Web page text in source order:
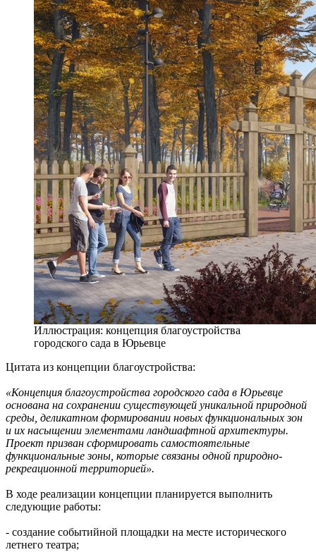
Иллюстрация: концепция благоустройства
городского сада в Юрьевце
Цитата из концепции благоустройства:
«Концепция благоустройства городского сада в Юрьевце
основана на сохранении существующей уникальной природной
среды, деликатном формировании новых функциональных зон
и их насыщении элементами ландшафтной архитектуры.
Проект призван сформировать самостоятельные
функциональные зоны, которые связаны одной природно-
рекреационной территорией».
В ходе реализации концепции планируется выполнить
следующие работы:
- создание событийной площадки на месте исторического
летнего театра;